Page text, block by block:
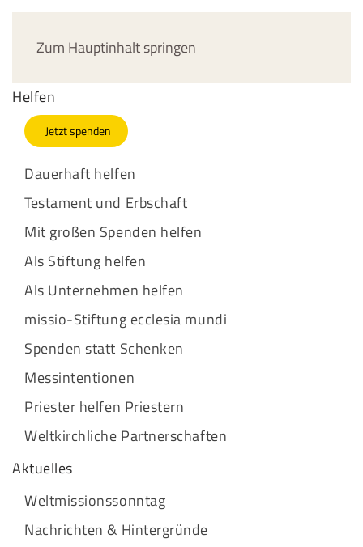
Zum Hauptinhalt springen
Helfen
Jetzt spenden
Dauerhaft helfen
Testament und Erbschaft
Mit großen Spenden helfen
Als Stiftung helfen
Als Unternehmen helfen
missio-Stiftung ecclesia mundi
Spenden statt Schenken
Messintentionen
Priester helfen Priestern
Weltkirchliche Partnerschaften
Aktuelles
Weltmissionssonntag
Nachrichten & Hintergründe